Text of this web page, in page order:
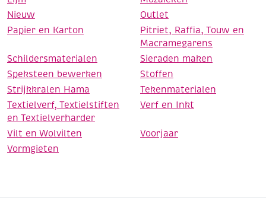
Nieuw
Outlet
Papier en Karton
Pitriet, Raffia, Touw en
Macramegarens
Schildersmaterialen
Sieraden maken
Speksteen bewerken
Stoffen
Strijkkralen Hama
Tekenmaterialen
Textielverf, Textielstiften
en Textielverharder
Verf en Inkt
Vilt en Wolvilten
Voorjaar
Vormgieten